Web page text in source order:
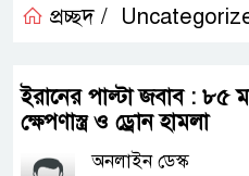
প্রচ্ছদ /
ইরানের পাল্টা জবাব : ৮৫
ক্ষেপণাস্ত্র ও ড্রোন হামলা
অনলাইন ডেস্ক